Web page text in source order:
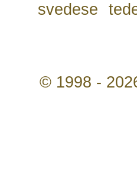
svedese
© 1998 -